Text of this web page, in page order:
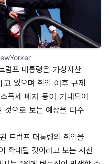
럼프 대통령은 가상자산
있으며 취임 이후 규제
득세 폐지 등이 기대되어
것으로 보는 예상을 다수
트럼프 대통령의 취임을
확대될 것이라고 보는 시선